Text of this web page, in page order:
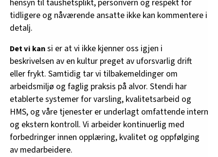
hensyn til taushetsplikt, personvern og respekt for
tidligere og nåværende ansatte ikke kan kommentere i
detalj.
Det vi kansi er at vi ikke kjenner oss igjen i
beskrivelsen av en kultur preget av uforsvarlig drift
eller frykt. Samtidig tar vi tilbakemeldinger om
arbeidsmiljø og faglig praksis på alvor. Stendi har
etablerte systemer for varsling, kvalitetsarbeid og
HMS, og våre tjenester er underlagt omfattende intern
og ekstern kontroll. Vi arbeider kontinuerlig med
forbedringer innen opplæring, kvalitet og oppfølging
av medarbeidere.